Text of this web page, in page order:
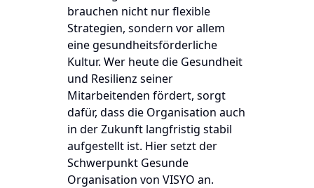
brauchen nicht nur flexible
Strategien, sondern vor allem
eine gesundheitsförderliche
Kultur. Wer heute die Gesundheit
und Resilienz seiner
Mitarbeitenden fördert, sorgt
dafür, dass die Organisation auch
in der Zukunft langfristig stabil
aufgestellt ist. Hier setzt der
Schwerpunkt Gesunde
Organisation von VISYO an.